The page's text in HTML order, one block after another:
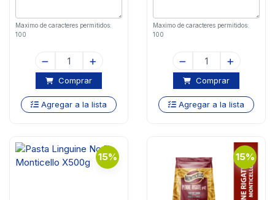
Maximo de caracteres permitidos:
100
Comprar
Agregar a la lista
Maximo de caracteres permitidos:
100
Comprar
Agregar a la lista
15% 15%